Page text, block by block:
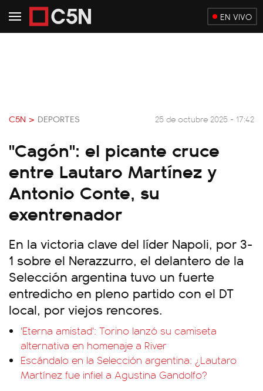
EN VIVO
C5N > DEPORTES 25 de octubre 2025 - 17:42
"Cagón": el picante cruce
entre Lautaro Martínez y
Antonio Conte, su
exentrenador
En la victoria clave del líder Napoli, por 3-
1 sobre el Nerazzurro, el delantero de la
Selección argentina tuvo un fuerte
entredicho en pleno partido con el DT
local, por viejos rencores.
'Eterna amistad': Torino lanzó su camiseta
alternativa en homenaje a River
Escándalo en la Selección argentina: ¿Lautaro
Martínez fue infiel a Agustina Gandolfo?